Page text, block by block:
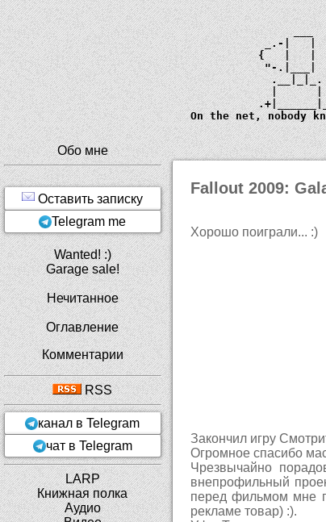
_.-|
{   |
"-
|      |
On the net, nobody
Fallout 2009:
Хорошо поиграли... :)
Закончил игру
Огромное спасибо
Чрезвычайно
внепрофильный
перед фильмом мне
рекламе товар) :).
Обо мне
Оставить записку
Telegram me
Wanted! :)
Garage sale!
Нечитанное
Оглавление
Комментарии
RSS
канал в Telegram
чат в Telegram
LARP
Книжная полка
Аудио